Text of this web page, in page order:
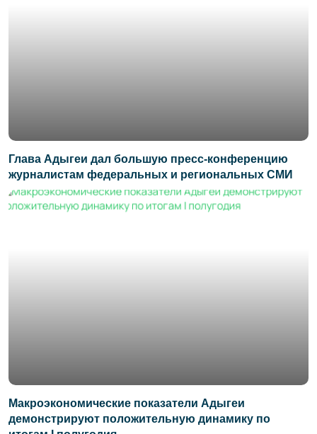
Глава Адыгеи дал большую пресс-конференцию
журналистам федеральных и региональных СМИ
Макроэкономические показатели Адыгеи
демонстрируют положительную динамику по